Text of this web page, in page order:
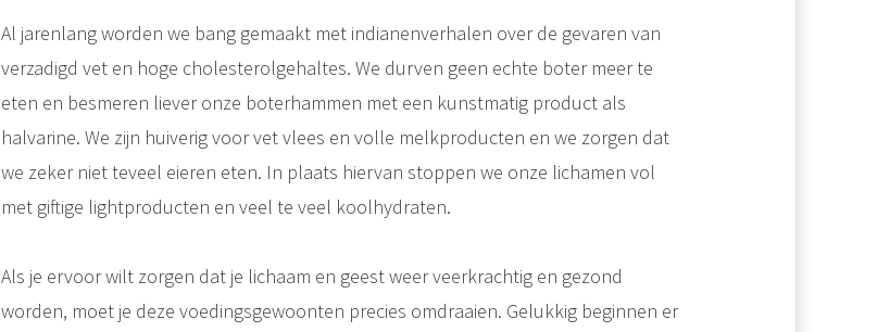
Al jarenlang worden we bang gemaakt met indianenverhalen over de gevaren van
verzadigd vet en hoge cholesterolgehaltes. We durven geen echte boter meer te
eten en besmeren liever onze boterhammen met een kunstmatig product als
halvarine. We zijn huiverig voor vet vlees en volle melkproducten en we zorgen dat
we zeker niet teveel eieren eten. In plaats hiervan stoppen we onze lichamen vol
met giftige lightproducten en veel te veel koolhydraten.
Als je ervoor wilt zorgen dat je lichaam en geest weer veerkrachtig en gezond
worden, moet je deze voedingsgewoonten precies omdraaien. Gelukkig beginnen er